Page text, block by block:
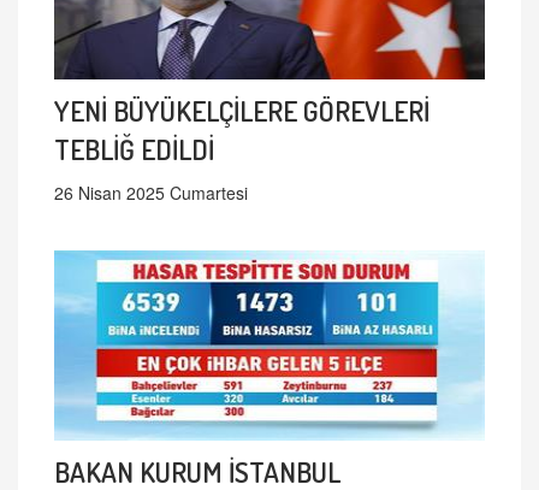
YENİ BÜYÜKELÇİLERE GÖREVLERİ
TEBLİĞ EDİLDİ
26 Nisan 2025 Cumartesi
BAKAN KURUM İSTANBUL